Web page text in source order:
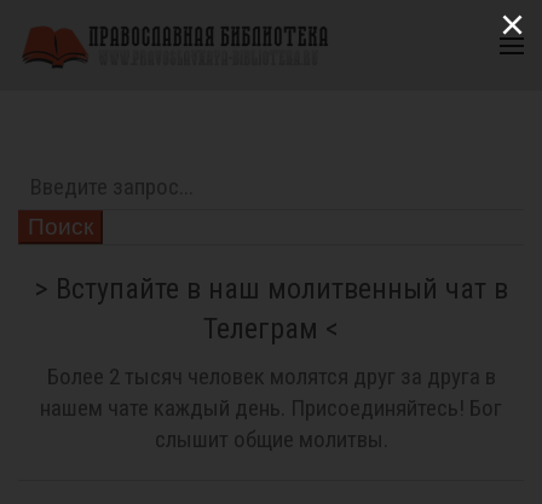
Поиск
> Вступайте в наш молитвенный чат в
Телеграм <
Более 2 тысяч человек молятся друг за друга в
нашем чате каждый день. Присоединяйтесь! Бог
слышит общие молитвы.
×